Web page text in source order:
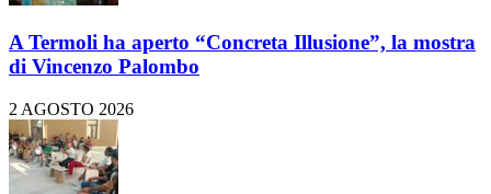
A Termoli ha aperto “Concreta Illusione”, la mostra
di Vincenzo Palombo
2 AGOSTO 2026